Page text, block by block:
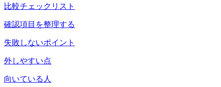
比較チェックリスト
確認項目を整理する
失敗しないポイント
外しやすい点
向いている人